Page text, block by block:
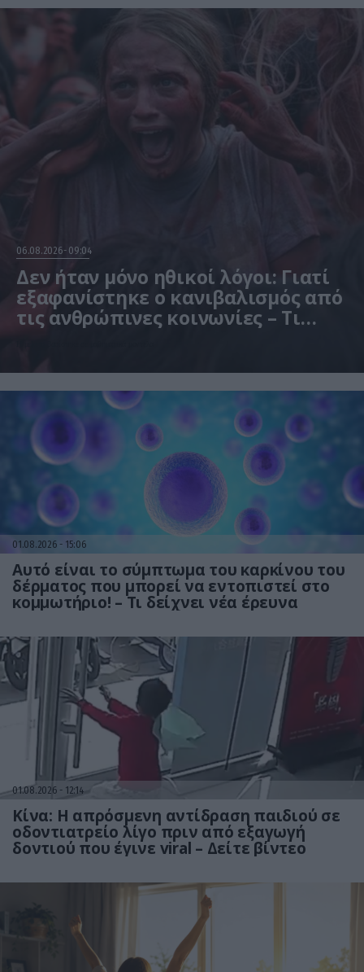
06.08.2026 09:04
Δεν ήταν μόνο ηθικοί λόγοι: Γιατί
εξαφανίστηκε ο κανιβαλισμός από
τις ανθρώπινες κοινωνίες – Τι
01.08.2026 15:06
Αυτό είναι το σύμπτωμα του καρκίνου του
δέρματος που μπορεί να εντοπιστεί στο
κομμωτήριο! – Τι δείχνει νέα έρευνα
01.08.2026 12:14
Κίνα: Η απρόσμενη αντίδραση παιδιού σε
οδοντιατρείο λίγο πριν από εξαγωγή
δοντιού που έγινε viral – Δείτε βίντεο